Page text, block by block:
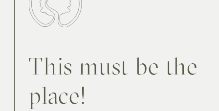
This must be the
place!